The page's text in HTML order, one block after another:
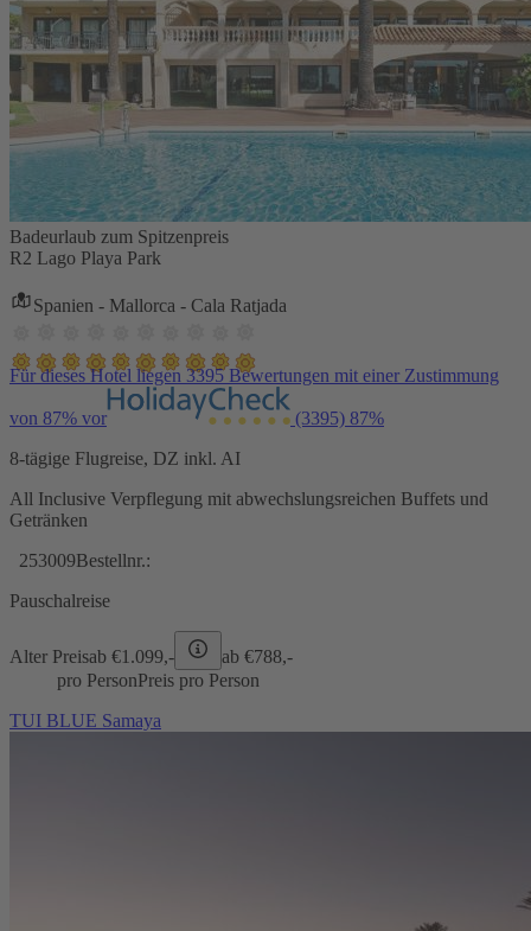
Badeurlaub zum Spitzenpreis
R2 Lago Playa Park
Spanien - Mallorca - Cala Ratjada
Für dieses Hotel liegen 3395 Bewertungen mit einer Zustimmung
von 87% vor (3395) 87%
8-tägige Flugreise, DZ inkl. AI
All Inclusive Verpflegung mit abwechslungsreichen Buffets und
Getränken
253009Bestellnr.:
Pauschalreise
Alter Preisab €1.099,- ab €788,-
pro PersonPreis pro Person
TUI BLUE Samaya